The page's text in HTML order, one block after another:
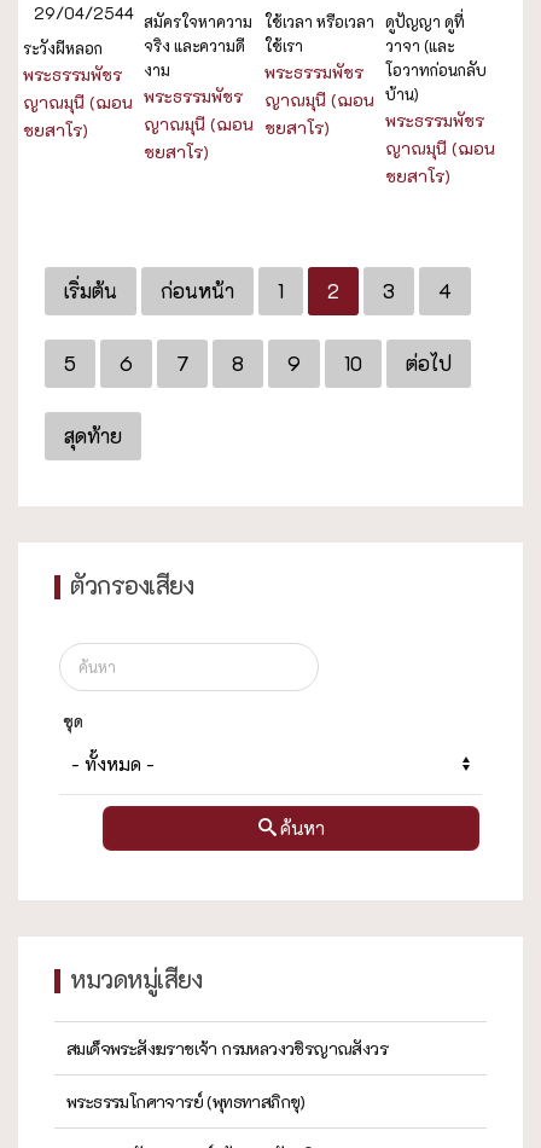
29/04/2544
ระวังผีหลอก
พระธรรมพัชร
ญาณมุนี (ฌอน
ชยสาโร)
สมัครใจหาความ
จริง และความดี
งาม
พระธรรมพัชร
ญาณมุนี (ฌอน
ชยสาโร)
ใช้เวลา หรือเวลา
ใช้เรา
พระธรรมพัชร
ญาณมุนี (ฌอน
ชยสาโร)
ดูปัญญา ดูที่
วาจา (และ
โอวาทก่อนกลับ
บ้าน)
พระธรรมพัชร
ญาณมุนี (ฌอน
ชยสาโร)
เริ่มต้น ก่อนหน้า 1 2 3 4
5 6 7 8 9 10 ต่อไป
สุดท้าย
ตัวกรองเสียง
ชุด
ค้นหา
หมวดหมู่เสียง
สมเด็จพระสังฆราชเจ้า กรมหลวงวชิรญาณสังวร
พระธรรมโกศาจารย์ (พุทธทาสภิกขุ)